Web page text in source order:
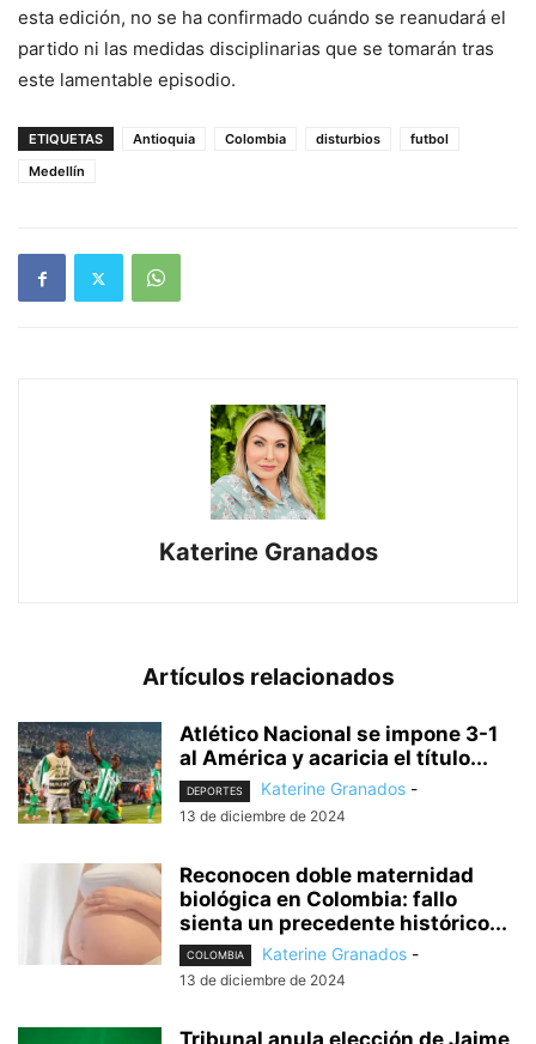
esta edición, no se ha confirmado cuándo se reanudará el
partido ni las medidas disciplinarias que se tomarán tras
este lamentable episodio.
ETIQUETAS Antioquia Colombia disturbios
futbol
Medellín
Katerine Granados
Artículos relacionados
Atlético Nacional se impone 3-1
al América y acaricia el título...
DEPORTES Katerine Granados -
13 de diciembre de 2024
Reconocen doble maternidad
biológica en Colombia: fallo
sienta un precedente histórico...
COLOMBIA Katerine Granados -
13 de diciembre de 2024
Tribunal anula elección de Jaime